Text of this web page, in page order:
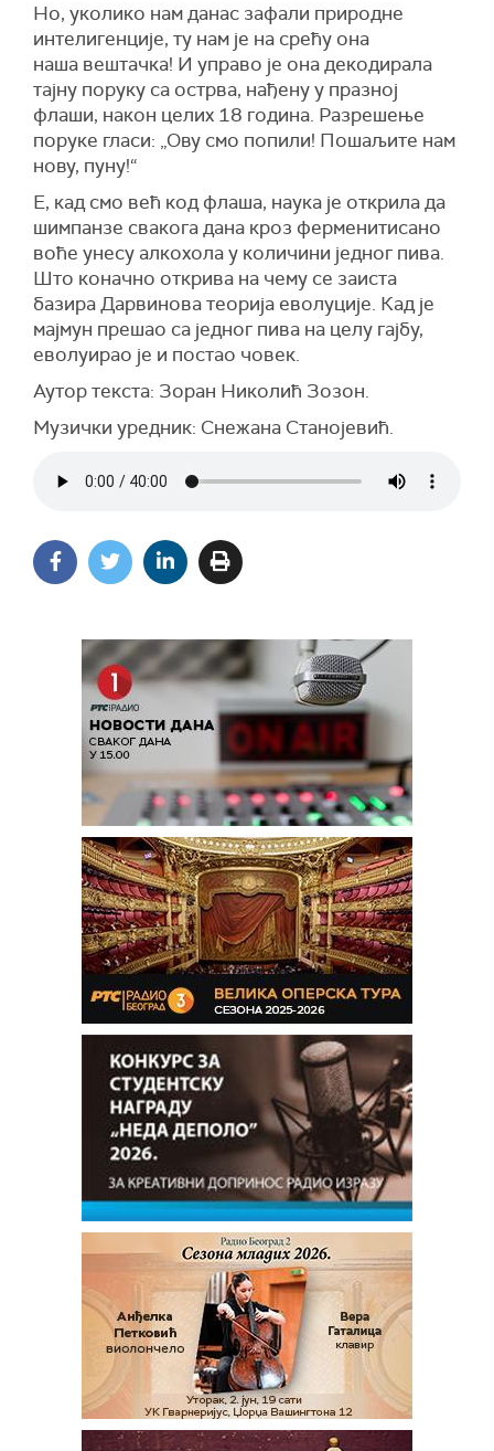
Но, уколико нам данас зафали природне
интелигенције, ту нам је на срећу она
наша вештачка! И управо је она декодирала
тајну поруку са острва, нађену у празној
флаши, након целих 18 година. Разрешење
поруке гласи: „Ову смо попили! Пошаљите нам
нову, пуну!“
Е, кад смо већ код флаша, наука је открила да
шимпанзе свакога дана кроз ферменитисано
воће унесу алкохола у количини једног пива.
Што коначно открива на чему се заиста
базира Дарвинова теорија еволуције. Кад је
мајмун прешао са једног пива на целу гајбу,
еволуирао је и постао човек.
Аутор текста: Зоран Николић Зозон.
Музички уредник: Снежана Станојевић.